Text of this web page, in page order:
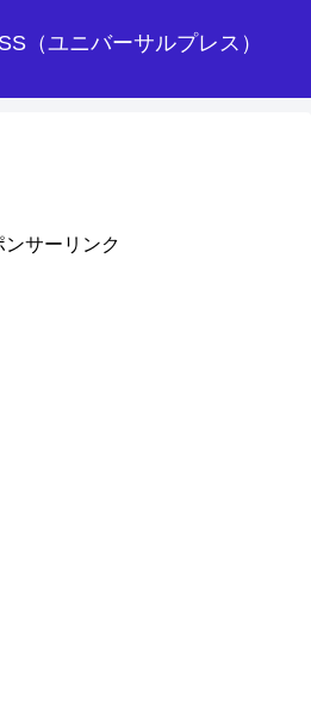
（ユニバーサルプレス）
ンサーリンク